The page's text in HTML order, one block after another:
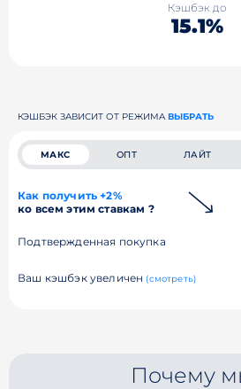
Кэшбэк до
15.1%
КЭШБЭК ЗАВИСИТ ОТ РЕЖИМА ВЫБРАТЬ
МАКС ОПТ ЛАЙТ
Как получить +2%
ко всем этим ставкам ?
Подтвержденная покупка
Ваш кэшбэк увеличен (смотреть)
Почему